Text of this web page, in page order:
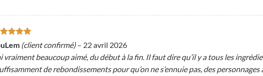
5sur(client confirmé) – 22 avril 2026
vraiment beaucoup aimé, du début à la fin. Il faut dire qu’il y a tous les
de rebondissements pour qu’on ne s’ennuie pas, des